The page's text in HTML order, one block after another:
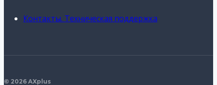
Контакты. Техническая поддержка
© 2026 AXplus